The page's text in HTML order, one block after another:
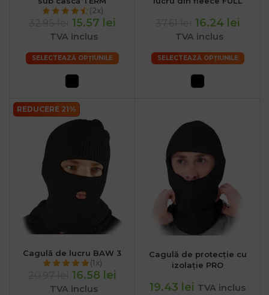
(2x)
15.57 lei
TVA inclus
SELECTEAZĂ OPȚIUNILE
16.24 lei
TVA inclus
SELECTEAZĂ OPȚIUNILE
REDUCERE 21%
Cagulă de lucru BAW 3
(1x)
16.58 lei
TVA inclus
Cagulă de protecție cu
izolație PRO
19.43 lei TVA inclus